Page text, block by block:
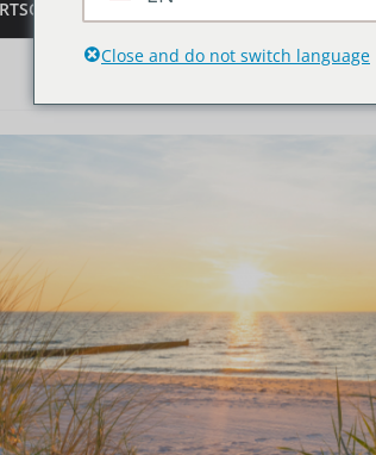
DEUTSCHLAND & WELT
Close and do not switch language